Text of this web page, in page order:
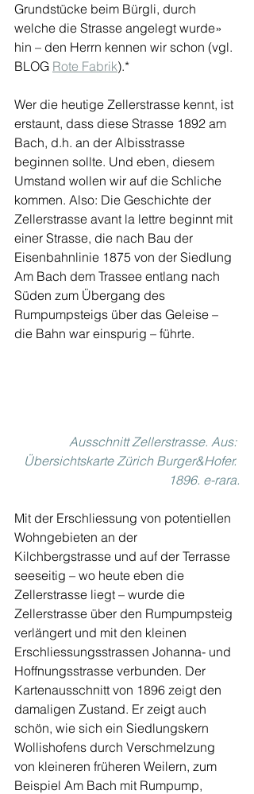
Grundstücke beim Bürgli, durch
welche die Strasse angelegt wurde»
hin – den Herrn kennen wir schon (vgl.
BLOG Rote Fabrik).*
Wer die heutige Zellerstrasse kennt, ist
erstaunt, dass diese Strasse 1892 am
Bach, d.h. an der Albisstrasse
beginnen sollte. Und eben, diesem
Umstand wollen wir auf die Schliche
kommen. Also: Die Geschichte der
Zellerstrasse avant la lettre beginnt mit
einer Strasse, die nach Bau der
Eisenbahnlinie 1875 von der Siedlung
Am Bach dem Trassee entlang nach
Süden zum Übergang des
Rumpumpsteigs über das Geleise –
die Bahn war einspurig – führte.
Ausschnitt Zellerstrasse. Aus:
Übersichtskarte Zürich Burger&Hofer.
1896. e-rara.
Mit der Erschliessung von potentiellen
Wohngebieten an der
Kilchbergstrasse und auf der Terrasse
seeseitig – wo heute eben die
Zellerstrasse liegt – wurde die
Zellerstrasse über den Rumpumpsteig
verlängert und mit den kleinen
Erschliessungsstrassen Johanna- und
Hoffnungsstrasse verbunden. Der
Kartenausschnitt von 1896 zeigt den
damaligen Zustand. Er zeigt auch
schön, wie sich ein Siedlungskern
Wollishofens durch Verschmelzung
von kleineren früheren Weilern, zum
Beispiel Am Bach mit Rumpump,